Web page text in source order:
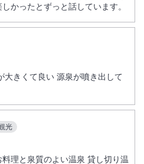
ついて工事の進行状況により、日程
ざいます。・大浴場「大岩風呂 吹
にはご不便・ご迷惑をお掛けいたし
でいくための大切な工事となりま
よう、お願い申し上げます。皆さま
げております。
かったとずっと話しています。
大きくて良い 源泉が噴き出して
光
質のよい温泉 貸し切り温